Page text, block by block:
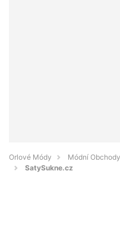
Orlové Módy
Módní
SatySukne.cz